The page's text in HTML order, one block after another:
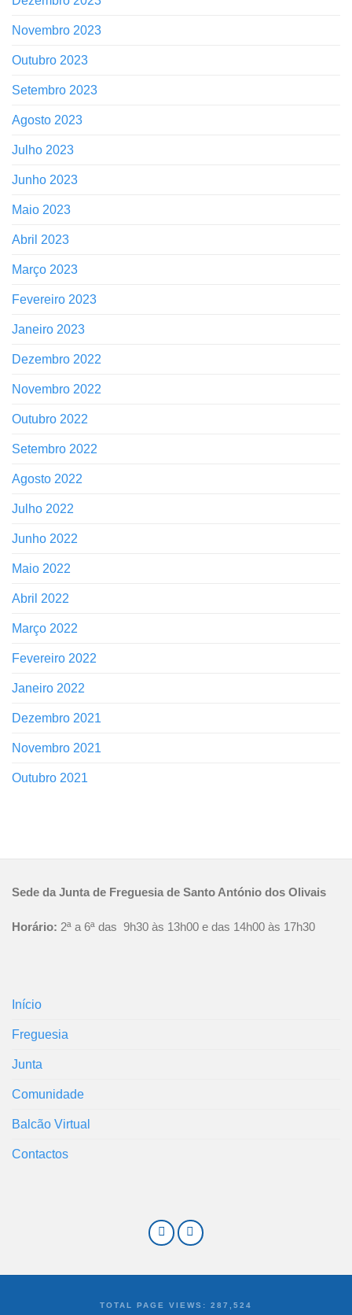
Novembro 2023
Outubro 2023
Setembro 2023
Agosto 2023
Julho 2023
Junho 2023
Maio 2023
Abril 2023
Março 2023
Fevereiro 2023
Janeiro 2023
Dezembro 2022
Novembro 2022
Outubro 2022
Setembro 2022
Agosto 2022
Julho 2022
Junho 2022
Maio 2022
Abril 2022
Março 2022
Fevereiro 2022
Janeiro 2022
Dezembro 2021
Novembro 2021
Outubro 2021
Sede da Junta de Freguesia de Santo António dos Olivais
Horário: 2ª a 6ª das 9h30 às 13h00 e das 14h00 às 17h30
Início
Freguesia
Junta
Comunidade
Balcão Virtual
Contactos
TOTAL PAGE VIEWS: 287,524